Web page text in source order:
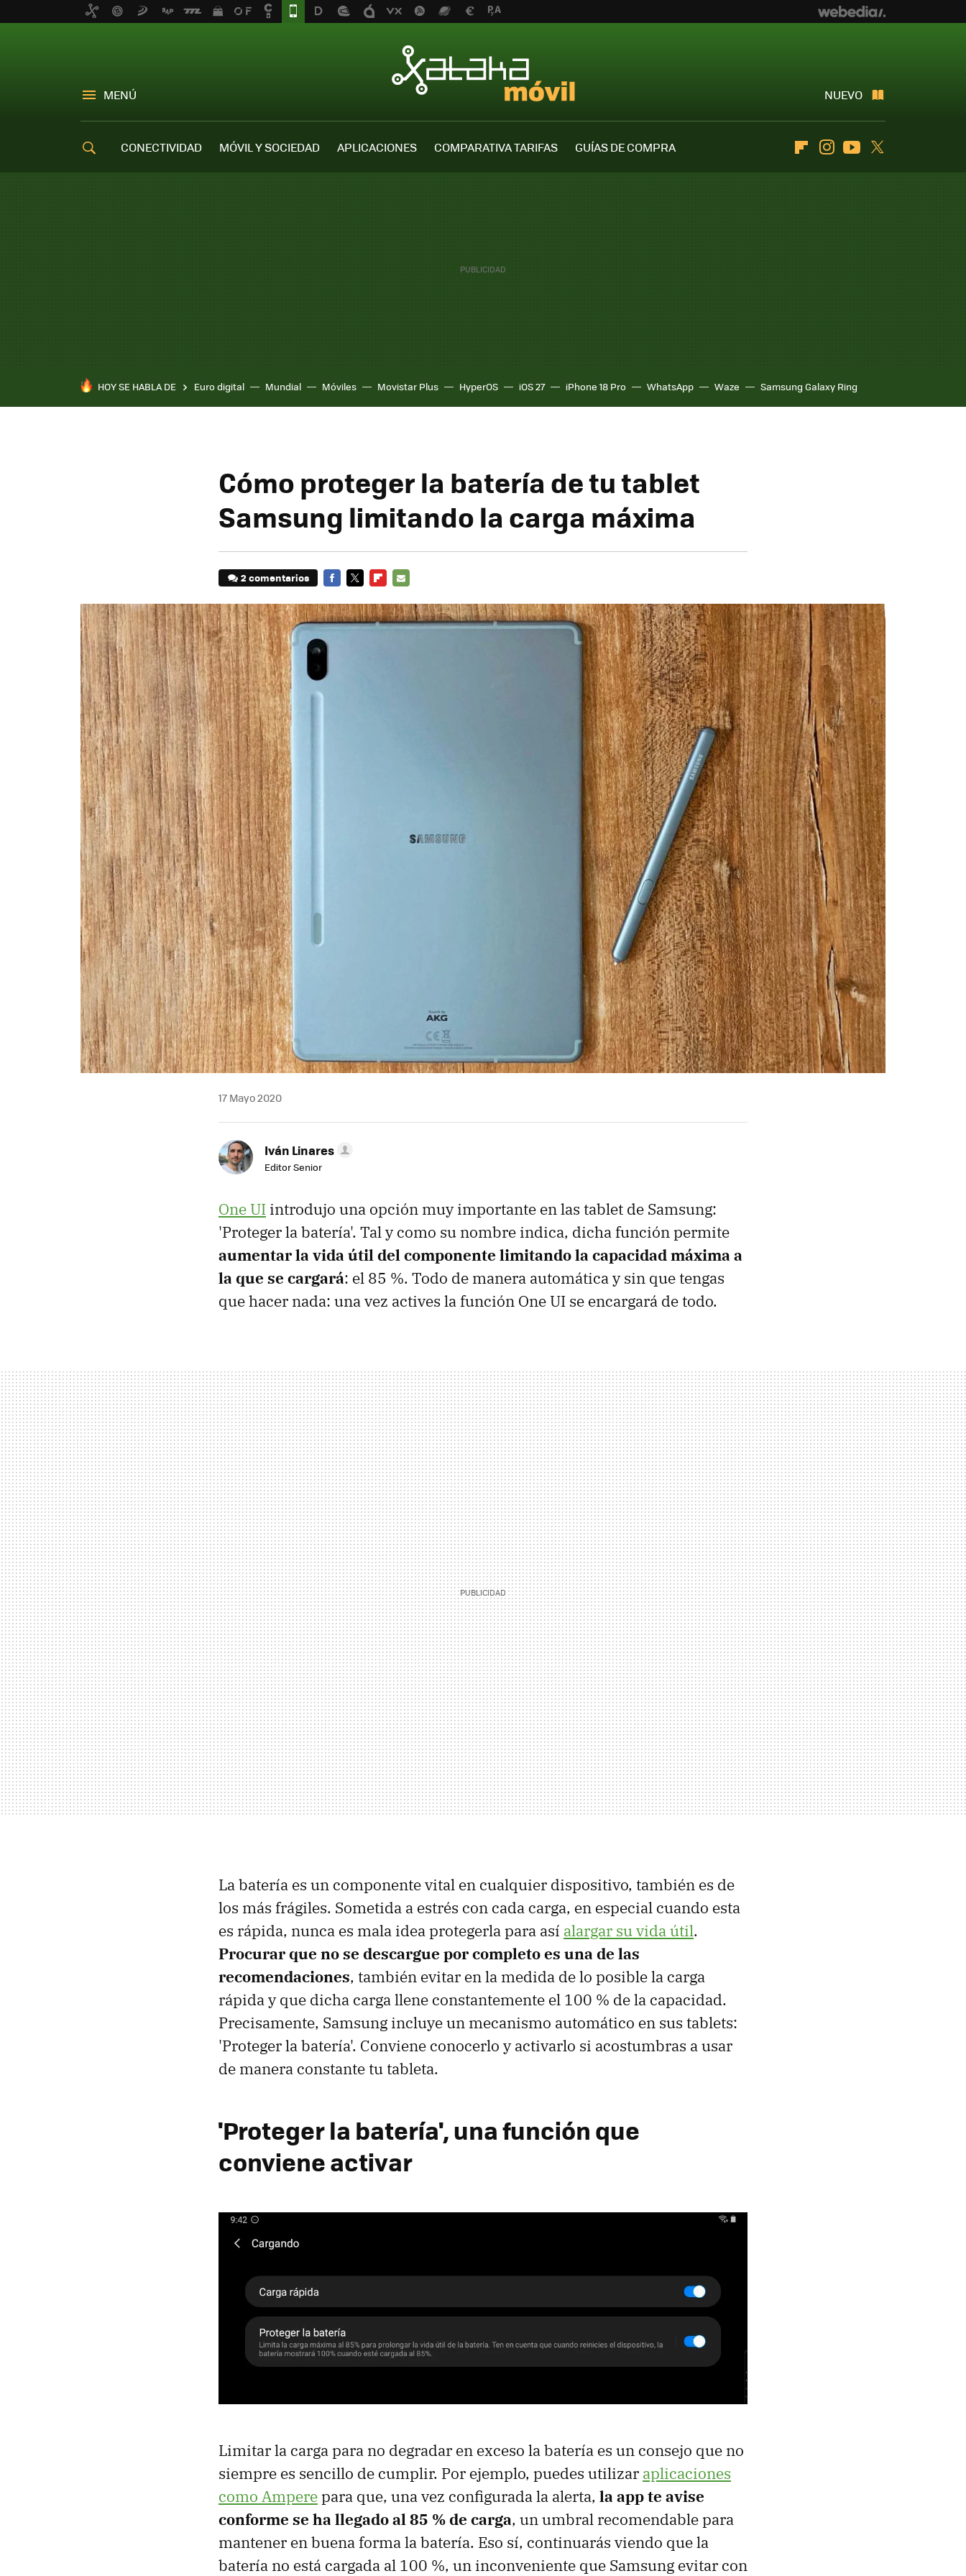
MENÚ NUEVO
CONECTIVIDAD MÓVIL Y SOCIEDAD APLICACIONES COMPARATIVA TARIFAS
GUÍAS DE COMPRA
FlipboardInstagramYoutube
HOY SE HABLA DE Euro digital Mundial Móviles Movistar Plus HyperOS iOS 27 iPhone 18 Pro WhatsApp Waze Samsung Galaxy Ring
Cómo proteger la batería de tu tablet
Samsung limitando la carga máxima
2 comentarios
MAIL
17 Mayo 2020
Iván Linares
Editor Senior
One UI introdujo una opción muy importante en las tablet de Samsung:
'Proteger la batería'. Tal y como su nombre indica, dicha función permite
aumentar la vida útil del componente limitando la capacidad máxima a
la que se cargará: el 85 %. Todo de manera automática y sin que tengas
que hacer nada: una vez actives la función One UI se encargará de todo.
La batería es un componente vital en cualquier dispositivo, también es de
los más frágiles. Sometida a estrés con cada carga, en especial cuando esta
es rápida, nunca es mala idea protegerla para así alargar su vida útil.
Procurar que no se descargue por completo es una de las
recomendaciones, también evitar en la medida de lo posible la carga
rápida y que dicha carga llene constantemente el 100 % de la capacidad.
Precisamente, Samsung incluye un mecanismo automático en sus tablets:
'Proteger la batería'. Conviene conocerlo y activarlo si acostumbras a usar
de manera constante tu tableta.
'Proteger la batería', una función que
conviene activar
Limitar la carga para no degradar en exceso la batería es un consejo que no
siempre es sencillo de cumplir. Por ejemplo, puedes utilizar aplicaciones
como Amperepara que, una vez configurada la alerta, la app te avise
conforme se ha llegado al 85 % de carga, un umbral recomendable para
mantener en buena forma la batería. Eso sí, continuarás viendo que la
batería no está cargada al 100 %, un inconveniente que Samsung evitar con